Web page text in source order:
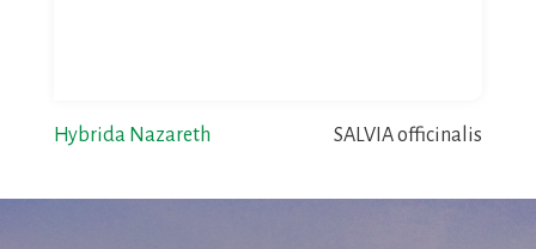
Hybrida Nazareth SALVIA officinalis